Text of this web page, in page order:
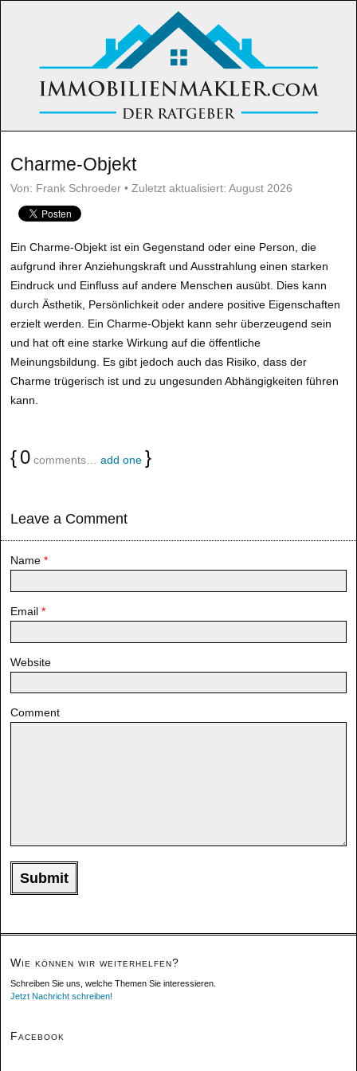
Charme-Objekt
Von: Frank Schroeder • Zuletzt aktualisiert: August 2026
Ein Charme-Objekt ist ein Gegenstand oder eine Person, die
aufgrund ihrer Anziehungskraft und Ausstrahlung einen starken
Eindruck und Einfluss auf andere Menschen ausübt. Dies kann
durch Ästhetik, Persönlichkeit oder andere positive Eigenschaften
erzielt werden. Ein Charme-Objekt kann sehr überzeugend sein
und hat oft eine starke Wirkung auf die öffentliche
Meinungsbildung. Es gibt jedoch auch das Risiko, dass der
Charme trügerisch ist und zu ungesunden Abhängigkeiten führen
kann.
{0 comments… add one }
Leave a Comment
Name *
Email *
Website
Comment
Wie können wir weiterhelfen?
Schreiben Sie uns, welche Themen Sie interessieren.
Jetzt Nachricht schreiben!
Facebook